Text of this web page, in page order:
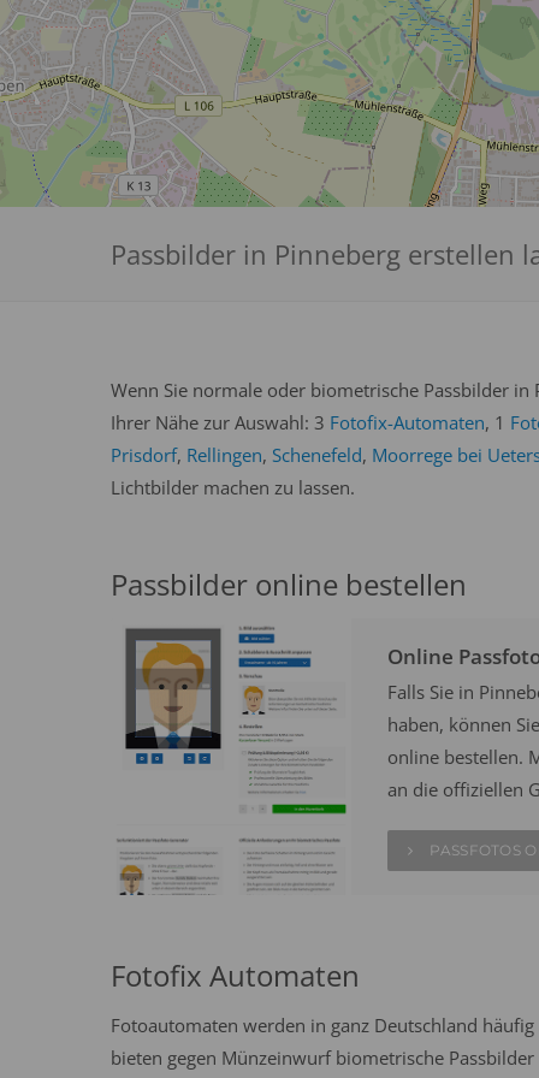
Passbilder in Pinneberg erstellen
Wenn Sie normale oder biometrische Passbilder
Ihrer Nähe zur Auswahl: 3 Fotofix-Automaten, 1
Prisdorf, Rellingen, Schenefeld, Moorrege bei
Lichtbilder machen zu lassen.
Passbilder online bestellen
Online
Falls Sie in
haben, können
online bestellen.
an die offiziellen
PASSFOTOS
Fotofix Automaten
Fotoautomaten werden in ganz Deutschland
bieten gegen Münzeinwurf biometrische